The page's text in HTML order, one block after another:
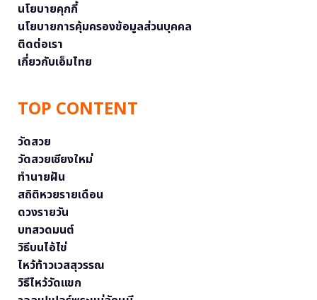
นโยบายคุกกี้
นโยบายการคุ้มครองข้อมูลส่วนบุคคล
ติดต่อเรา
เกี่ยวกับเอ็มไทย
TOP CONTENT
วัดสวย
วัดสวยเชียงใหม่
ทำนายฝัน
สถิติหวยรายเดือน
ดวงรายวัน
บทสวดมนต์
วิธีบนไอ้ไข่
ไหว้ท้าวเวสสุวรรณ
วิธีไหว้วัดแขก